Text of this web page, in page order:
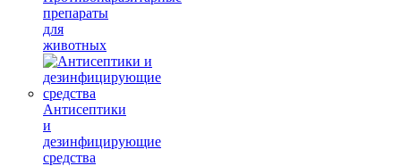
препараты
для
животных
Антисептики
и
дезинфицирующие
средства